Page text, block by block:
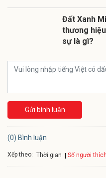
Đất Xanh
thương
sự là gì?
Gửi bình luận
(0) Bình luận
Xếp theo: Thời gian Số người thích